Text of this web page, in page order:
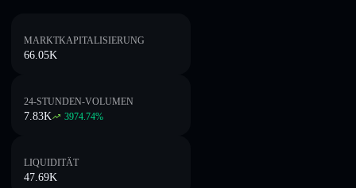
MARKTKAPITALISIERUNG
66.05K
24-STUNDEN-VOLUMEN
7.83K 3974.74%
LIQUIDITÄT
47.69K